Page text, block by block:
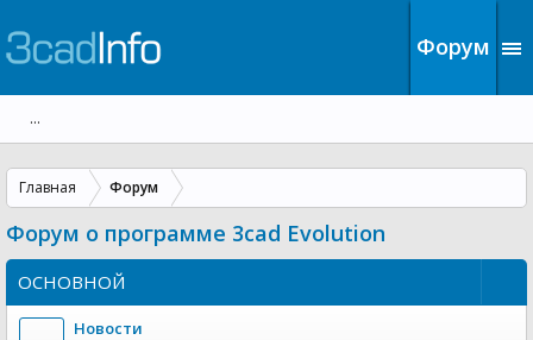
Главная Форум
Форум о программе 3cad Evolution
ОСНОВНОЙ
Новости
Форум
...